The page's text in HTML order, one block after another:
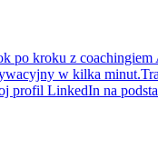
po kroku z coachingiem
w kilka minut.
profil LinkedIn na